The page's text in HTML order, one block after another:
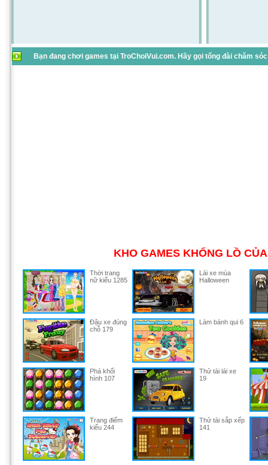
Bạn đang chơi games tại TroChoiVui.com. Hãy gọi tổng đài chăm
KHO GAMES KHỔNG LỒ
Thời trang
nữ kiểu 1285
Lái xe mùa
Halloween
Đậu xe đúng
chỗ 179
Làm bánh qui 6
Phá khối
hình 107
Thử tài lái xe
19
Trang điểm
kiểu 244
Thử tài sắp xếp
141